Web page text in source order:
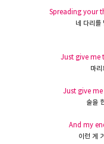
Spreading your
네 다리를
Just give me
마리
Just give
술을
And my
이런 게